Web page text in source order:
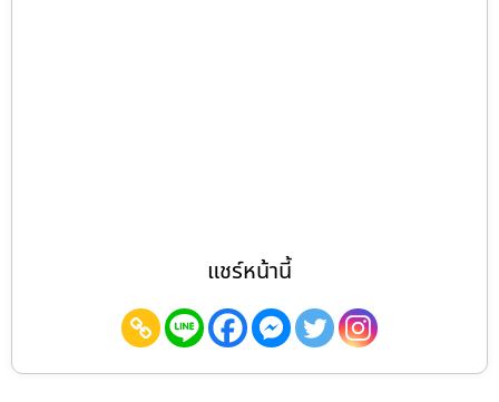
แชร์หน้านี้